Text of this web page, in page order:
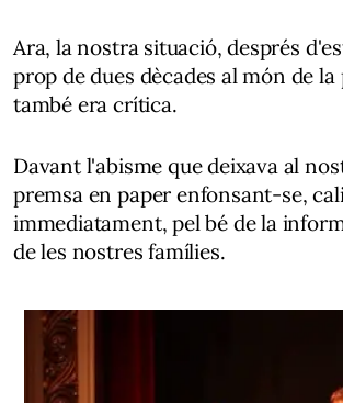
Ara, la nostra situació, després
prop de dues dècades al món de la
també era crítica.
Davant l'abisme que deixava al
premsa en paper enfonsant-se,
immediatament, pel bé de la
de les nostres famílies.